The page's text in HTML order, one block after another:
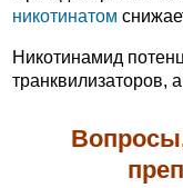
никотинатом
Никотинамид
транквилизаторов,